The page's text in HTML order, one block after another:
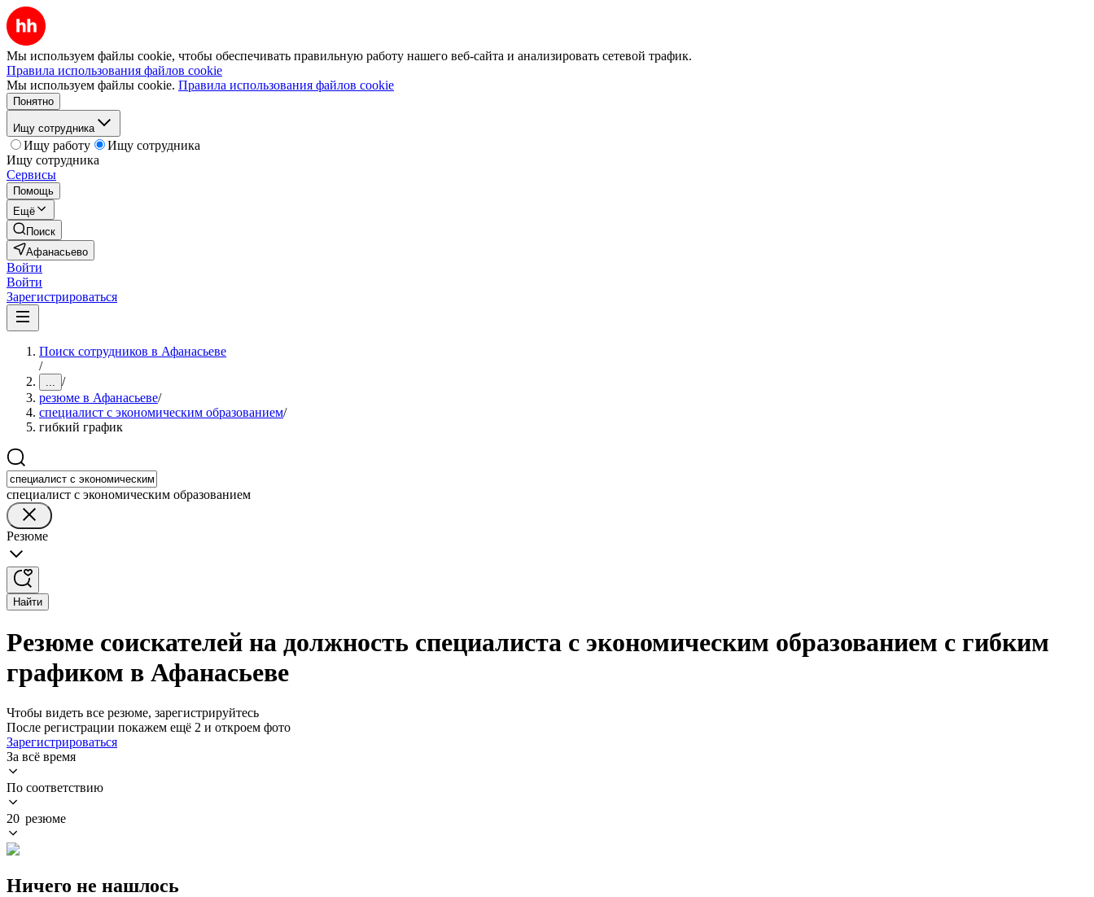
Мы используем файлы cookie, чтобы обеспечивать правильную работу нашего веб-сайта и анализировать сетевой трафик.
Правила использования файлов cookie
Мы используем файлы cookie. Правила использования файлов cookie
Понятно
Ищу сотрудника
Ищу работу
Ищу сотрудника
Ищу сотрудника
Сервисы
Помощь
Ещё
Поиск
Афанасьево
Войти
Войти
Зарегистрироваться
Поиск сотрудников в Афанасьеве
/
... /
резюме в Афанасьеве/
специалист с экономическим образованием/
гибкий график
специалист с экономическим образованием
Резюме
Найти
Резюме соискателей на должность специалиста с экономическим образованием с гибким
графиком в Афанасьеве
Чтобы видеть все резюме, зарегистрируйтесь
После регистрации покажем ещё 2 и откроем фото
Зарегистрироваться
За всё время
По соответствию
20 резюме
Ничего не нашлось